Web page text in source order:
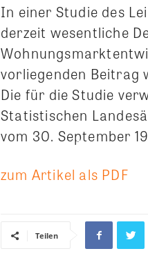
In einer Studie des
derzeit wesentliche
vorliegenden Beitrag
Die für die Studie
Statistischen
vom 30. September
zum Artikel als PDF
Teilen